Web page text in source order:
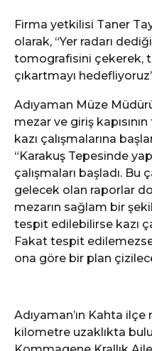
Firma yetkilisi Taner
olarak, “Yer radarı
tomografisini çekerek,
çıkartmayı
Adıyaman Müze
mezar ve giriş
kazı çalışmalarına
“Karakuş Tepesinde
çalışmaları başladı. Bu
gelecek olan raporlar
mezarın sağlam bir
tespit edilebilirse kazı
Fakat tespit
ona göre bir plan
Adıyaman’ın Kahta
kilometre uzaklıkta